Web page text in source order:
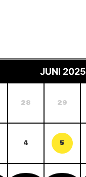
JUNI 2025
28 29
4 5